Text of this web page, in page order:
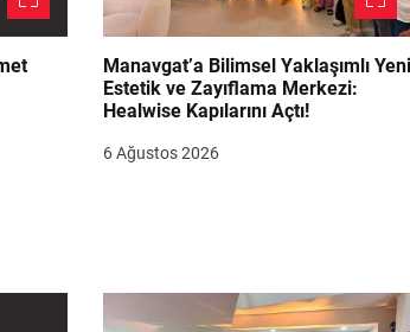
Manavgat’a Bilimsel Yaklaşımlı
Estetik ve Zayıflama Merkezi:
Healwise Kapılarını Açtı!
6 Ağustos 2026